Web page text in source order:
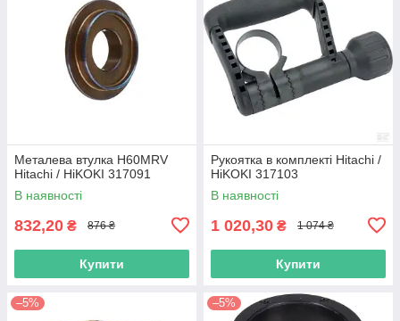
Металева втулка H60MRV
Hitachi / HiKOKI 317091
В наявності
832,20 ₴ 876 ₴
Купити
Рукоятка в комплекті Hitachi /
HiKOKI 317103
В наявності
1 020,30 ₴ 1 074 ₴
Купити
–5% –5%